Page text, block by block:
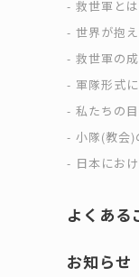
救世軍とは
世界が抱
救世軍の
軍隊形式
私たちの
小隊(教会
日本にお
よくある
お知らせ